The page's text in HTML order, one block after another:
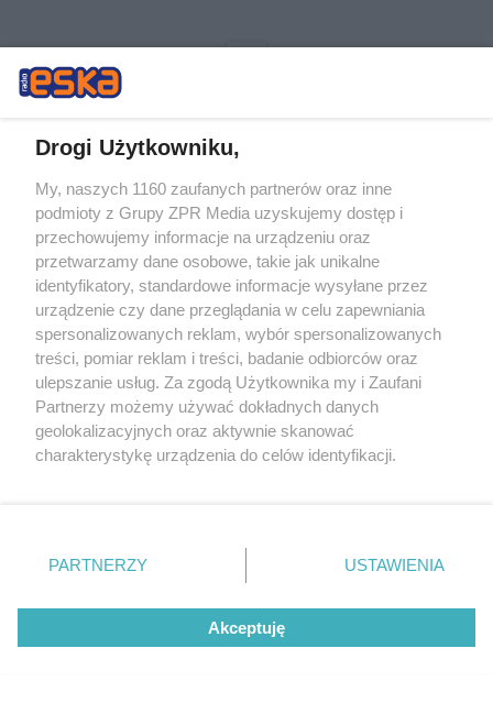
Żaden utwór zamieszczony w serwisie nie może być powielany i
rozpowszechniany lub dalej rozpowszechniany w jakikolwiek sposób (w
Drogi Użytkowniku,
My, naszych 1160 zaufanych partnerów oraz inne
podmioty z Grupy ZPR Media uzyskujemy dostęp i
przechowujemy informacje na urządzeniu oraz
przetwarzamy dane osobowe, takie jak unikalne
identyfikatory, standardowe informacje wysyłane przez
urządzenie czy dane przeglądania w celu zapewniania
spersonalizowanych reklam, wybór spersonalizowanych
treści, pomiar reklam i treści, badanie odbiorców oraz
ulepszanie usług. Za zgodą Użytkownika my i Zaufani
Partnerzy możemy używać dokładnych danych
geolokalizacyjnych oraz aktywnie skanować
charakterystykę urządzenia do celów identyfikacji.
zmienić/wycofać klikając przycisk ustawień prywatności
znajdujący się w lewym dolnym rogu strony
rodzaje przetwarzania danych nie wymagają zgody
użytkownika, ale masz prawo sprzeciwić się takiemu
przetwarzaniu. Preferencje będą miały zastosowanie tylko
PARTNERZY USTAWIENIA
Akceptuję